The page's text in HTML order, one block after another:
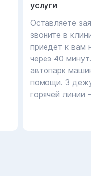
услуги
Оставляете
звоните в
приедет к вам
через 40
автопарк
помощи. 3
горячей линии